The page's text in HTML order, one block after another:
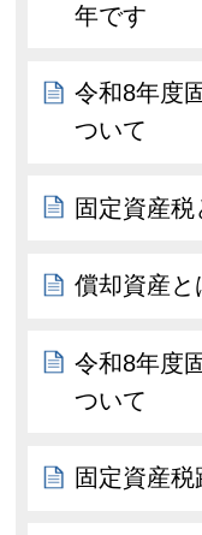
年です
令和8年度
ついて
固定資産税
償却資産と
令和8年度
ついて
固定資産